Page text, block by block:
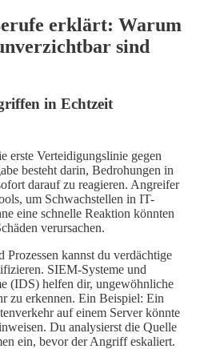
erklärt: Warum
sind
in Echtzeit
erste Verteidigungslinie gegen
besteht darin, Bedrohungen in
darauf zu reagieren. Angreifer
um Schwachstellen in IT-
eine schnelle Reaktion könnten
verursachen.
kannst du verdächtige
SIEM-Systeme und
(IDS) helfen dir, ungewöhnliche
zu erkennen. Ein Beispiel: Ein
auf einem Server könnte
Du analysierst die Quelle
ein, bevor der Angriff eskaliert.